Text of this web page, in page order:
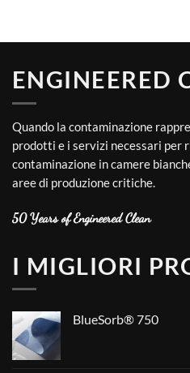
ENGINEERED
Quando la contaminazione
prodotti e i servizi necessari per
contaminazione in camere
aree di produzione critiche.
50 Years of Engineered Clean
I MIGLIORI
BlueSorb® 750